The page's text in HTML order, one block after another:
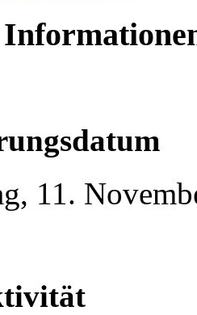
11.